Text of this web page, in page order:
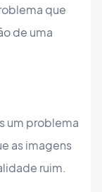
que
de uma
um problema
as imagens
ruim.